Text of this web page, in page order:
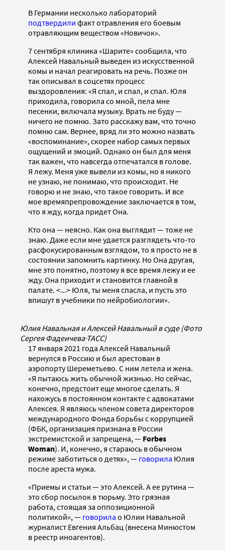
В Германии несколько лабораторий
подтвердили факт отравления его боевым
отравляющим веществом «Новичок».
7 сентября клиника «Шарите» сообщила, что
Алексей Навальный выведен из искусственной
комы и начал реагировать на речь. Позже он
так описывал в соцсетях процесс
выздоровления: «Я спал, и спал, и спал. Юля
приходила, говорила со мной, пела мне
песенки, включала музыку. Врать не буду —
ничего не помню. Зато расскажу вам, что точно
помню сам. Вернее, вряд ли это можно назвать
«воспоминание», скорее набор самых первых
ощущений и эмоций. Однако он был для меня
так важен, что навсегда отпечатался в голове.
Я лежу. Меня уже вывели из комы, но я никого
не узнаю, не понимаю, что происходит. Не
говорю и не знаю, что такое говорить. И все
мое времяпрепровождение заключается в том,
что я жду, когда придет Она.
Кто она — неясно. Как она выглядит — тоже не
знаю. Даже если мне удается разглядеть что-то
расфокусированным взглядом, то я просто не в
состоянии запомнить картинку. Но Она другая,
мне это понятно, поэтому я все время лежу и ее
жду. Она приходит и становится главной в
палате. <...> Юля, ты меня спасла, и пусть это
впишут в учебники по нейробиологии».
Юлия Навальная и Алексей Навальный в суде (Фото
Сергея Фадеичева·ТАСС)
17 января 2021 года Алексей Навальный
вернулся в Россию и был арестован в
аэропорту Шереметьево. С ним летела и жена.
«Я пытаюсь жить обычной жизнью. Но сейчас,
конечно, предстоит еще многое сделать. Я
нахожусь в постоянном контакте с адвокатами
Алексея. Я являюсь членом совета директоров
международного Фонда борьбы с коррупцией
(ФБК, организация признана в России
экстремистской и запрещена, — Forbes
Woman). И, конечно, я стараюсь в обычном
режиме заботиться о детях», — говорила Юлия
после ареста мужа.
«Приемы и статьи — это Алексей. А ее рутина —
это сбор посылок в тюрьму. Это грязная
работа, стоящая за оппозиционной
политикой», — говорила о Юлии Навальной
журналист Евгения Альбац (внесена Минюстом
в реестр иноагентов).